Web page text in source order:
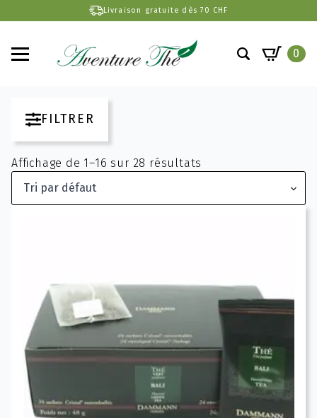
Livraison gratuite dès 70 CHF
0
FILTRER
Affichage de 1–16 sur 28 résultats